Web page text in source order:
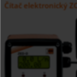
Čítač elektronický